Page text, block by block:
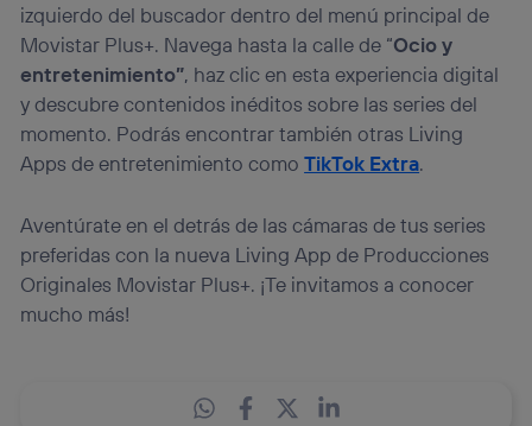
izquierdo del buscador dentro del menú principal de
Movistar Plus+. Navega hasta la calle de “Ocio y
entretenimiento”, haz clic en esta experiencia digital
y descubre contenidos inéditos sobre las series del
momento. Podrás encontrar también otras Living
Apps de entretenimiento comoTikTok Extra.
Aventúrate en el detrás de las cámaras de tus series
preferidas con la nueva Living App de Producciones
Originales Movistar Plus+. ¡Te invitamos a conocer
mucho más!